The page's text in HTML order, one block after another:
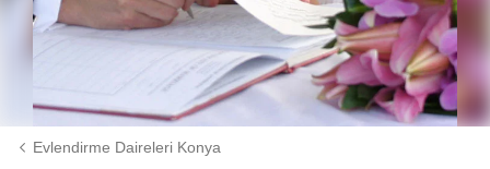
Evlendirme Daireleri Konya